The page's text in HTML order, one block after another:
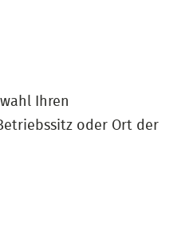
Ihren
oder Ort der